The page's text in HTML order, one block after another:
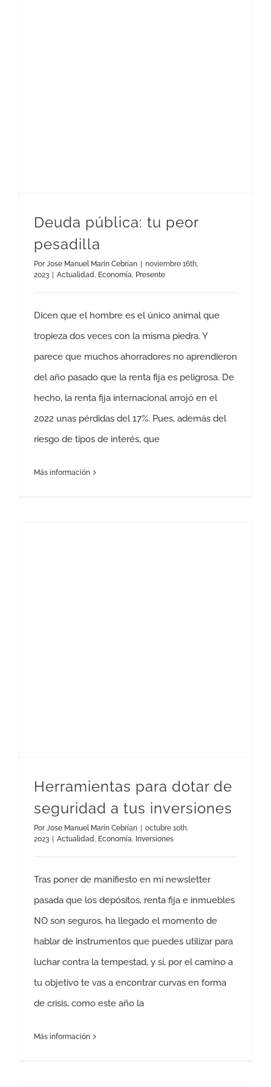
Deuda pública: tu peor
pesadilla
PorJose Manuel Marín Cebrían
noviembre 16th,
2023
Actualidad, Economía, Presente
Dicen que el hombre es el único animal que
tropieza dos veces con la misma piedra. Y
parece que muchos ahorradores no aprendieron
del año pasado que la renta fija es peligrosa. De
hecho, la renta fija internacional arrojó en el
2022 unas pérdidas del 17%. Pues, además del
riesgo de tipos de interés, que
Más información
Herramientas para dotar de
seguridad a tus inversiones
PorJose Manuel Marín Cebrían
octubre 10th,
2023
Actualidad, Economía, Inversiones
Tras poner de manifiesto en mi newsletter
pasada que los depósitos, renta fija e inmuebles
NO son seguros, ha llegado el momento de
hablar de instrumentos que puedes utilizar para
luchar contra la tempestad, y sí, por el camino a
tu objetivo te vas a encontrar curvas en forma
de crisis, como este año la
Más información